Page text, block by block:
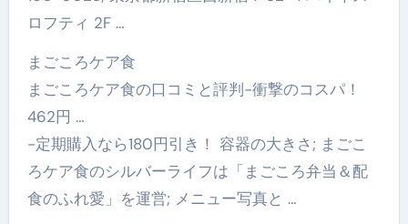
ロフティ 2F …
まごころケア食
まごころケア食の口コミと評判-衝撃のコスパ！
462円 …
-定期購入なら180円引き！ 容器の大きさ; まごこ
ろケア食のシルバーライフは「まごころ弁当＆配
食のふれ愛」を運営; メニュー写真と …